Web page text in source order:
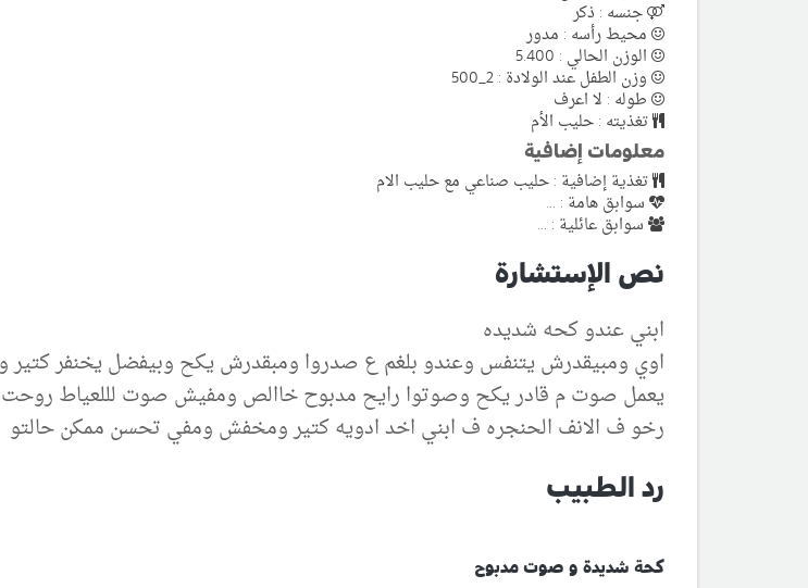
جنسه : ذكر
محيط رأسه : مدور
الوزن الحالي : 5.400
وزن الطفل عند الولادة : 2_500
طوله : لا اعرف
تغذيته : حليب الأم
معلومات إضافية
تغذية إضافية : حليب صناعي مع حليب الام
سوابق هامة : ...
سوابق عائلية : ...
نص الإستشارة
ابني عندو كحه شديده
اوي ومبيقدرش يتنفس وعندو بلغم ع صدروا ومبقدرش يكح وبيفضل يخنفر
يعمل صوت م قادر يكح وصوتوا رايح مدبوح خاالص ومفيش صوت لللعياط روحت
رخو ف الانف الحنجره ف ابني اخد ادويه كتير ومخفش ومفي تحسن ممكن حالتو
رد الطبيب
كحة شديدة و صوت مدبوح